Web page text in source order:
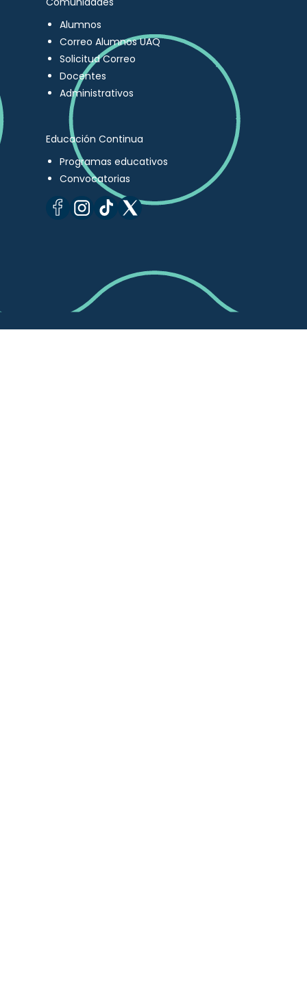
Alumnos
Correo Alumnos UAQ
Solicitud Correo
Docentes
Administrativos
Educación Continua
Programas educativos
Convocatorias